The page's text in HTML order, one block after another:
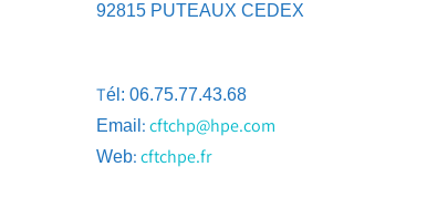
92815 PUTEAUX CEDEX
Tél: 06.75.77.43.68
Email :cftchp@hpe.com
Web:cftchpe.fr